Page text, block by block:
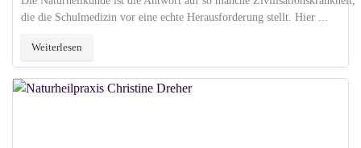
die die Schulmedizin vor eine echte Herausforderung stellt. Hier ...
Weiterlesen